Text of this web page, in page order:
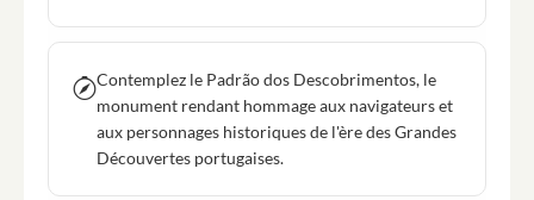
Contemplez le Padrão dos Descobrimentos, le
monument rendant hommage aux navigateurs et
aux personnages historiques de l'ère des Grandes
Découvertes portugaises.